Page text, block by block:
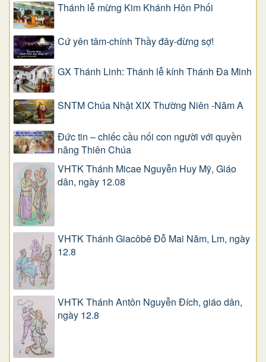
Thánh lễ mừng Kim Khánh Hôn Phối
Cứ yên tâm-chính Thầy đây-đừng sợ!
GX Thánh Linh: Thánh lễ kính Thánh Đa Minh
SNTM Chúa Nhật XIX Thường Niên -Năm A
Đức tin – chiếc cầu nối con người với quyền
năng Thiên Chúa
VHTK Thánh Micae Nguyễn Huy Mỹ, Giáo
dân, ngày 12.08
VHTK Thánh Giacôbê Ðỗ Mai Năm, Lm, ngày
12.8
VHTK Thánh Antôn Nguyễn Ðích, giáo dân,
ngày 12.8